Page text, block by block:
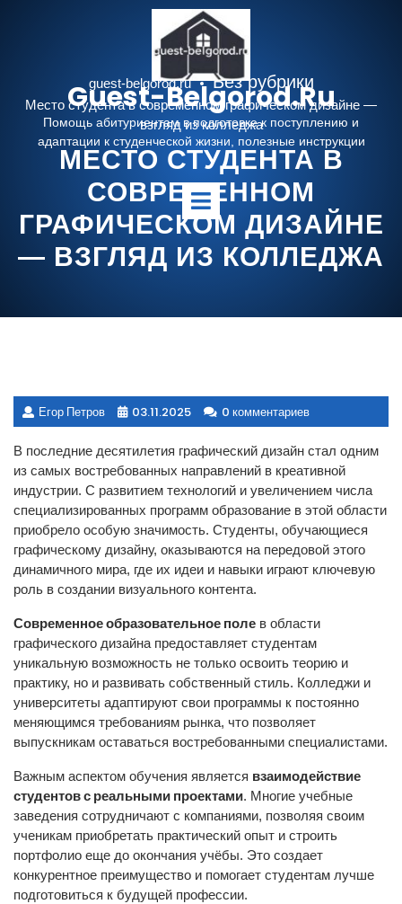
Guest-Belgorod.ru
Помощь абитуриентам в подготовке к поступлению и
адаптации к студенческой жизни, полезные инструкции
Открыть
меню
guest-belgorod.ru Без рубрики
Место студента в современном графическом дизайне —
взгляд из колледжа
МЕСТО СТУДЕНТА В
СОВРЕМЕННОМ
ГРАФИЧЕСКОМ ДИЗАЙНЕ
— ВЗГЛЯД ИЗ КОЛЛЕДЖА
Егор Петров 03.11.2025 0 комментариев
В последние десятилетия графический дизайн стал одним
из самых востребованных направлений в креативной
индустрии. С развитием технологий и увеличением числа
специализированных программ образование в этой области
приобрело особую значимость. Студенты, обучающиеся
графическому дизайну, оказываются на передовой этого
динамичного мира, где их идеи и навыки играют ключевую
роль в создании визуального контента.
Современное образовательное поле в области
графического дизайна предоставляет студентам
уникальную возможность не только освоить теорию и
практику, но и развивать собственный стиль. Колледжи и
университеты адаптируют свои программы к постоянно
меняющимся требованиям рынка, что позволяет
выпускникам оставаться востребованными специалистами.
Важным аспектом обучения является взаимодействие
студентов с реальными проектами. Многие учебные
заведения сотрудничают с компаниями, позволяя своим
ученикам приобретать практический опыт и строить
портфолио еще до окончания учёбы. Это создает
конкурентное преимущество и помогает студентам лучше
подготовиться к будущей профессии.